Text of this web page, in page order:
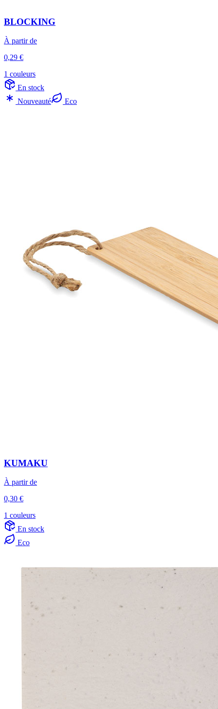
BLOCKING
À partir de
0,29 €
1 couleurs
En stock
Nouveauté
Eco
KUMAKU
À partir de
0,30 €
1 couleurs
En stock
Eco